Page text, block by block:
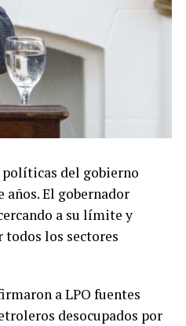
políticas del gobierno
años. El gobernador
a su límite y
todos los sectores
a LPO fuentes
desocupados por